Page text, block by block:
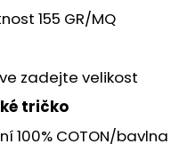
155 GR/MQ
zadejte velikost
tričko
100% COTON/bavlna